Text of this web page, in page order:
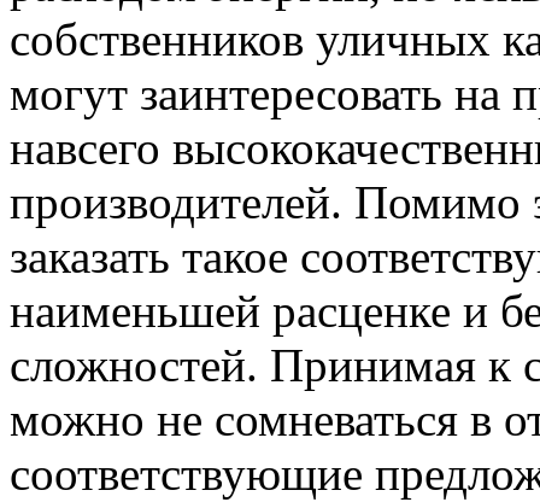
собственников уличных
могут заинтересовать на
навсего
производителей.
заказать такое
наименьшей расценке и
сложностей. Принимая к
можно не сомневаться в
соответствующие